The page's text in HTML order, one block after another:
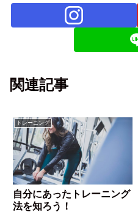
関連記事
トレーニング
自分にあったトレーニング
法を知ろう！